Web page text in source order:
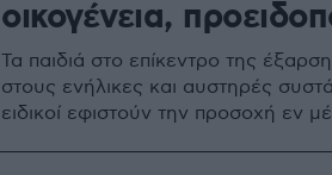
οικογένεια,
Τα παιδιά στο επίκεντρο της
στους ενήλικες και αυστηρές
ειδικοί εφιστούν την προσοχή εν